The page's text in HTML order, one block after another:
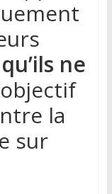
ne
la
sur